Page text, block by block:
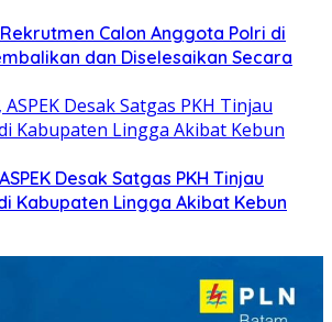
Calon Anggota Polri di
dan Diselesaikan Secara
Desak Satgas PKH Tinjau
Kabupaten Lingga Akibat Kebun